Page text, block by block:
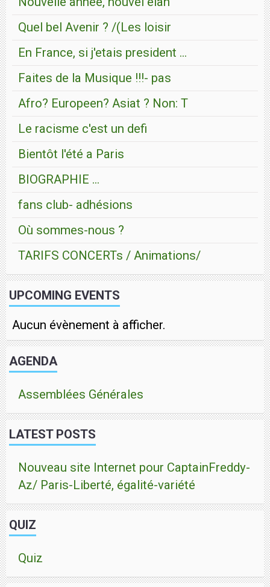
Quel bel Avenir ? /(Les loisir
En France, si j'etais president ...
Faites de la Musique !!!- pas
Afro? Europeen? Asiat ? Non: T
Le racisme c'est un defi
Bientôt l'été a Paris
BIOGRAPHIE ...
fans club- adhésions
Où sommes-nous ?
TARIFS CONCERTs / Animations/
UPCOMING EVENTS
Aucun évènement à afficher.
AGENDA
Assemblées Générales
LATEST POSTS
Nouveau site Internet pour CaptainFreddy-
Az/ Paris-Liberté, égalité-variété
QUIZ
Quiz